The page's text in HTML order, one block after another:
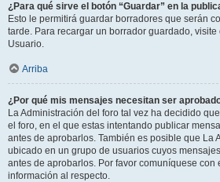
¿Para qué sirve el botón “Guardar” en la
Esto le permitirá guardar borradores que serán
tarde. Para recargar un borrador guardado,
Usuario.
Arriba
¿Por qué mis mensajes necesitan ser
La Administración del foro tal vez ha decidido
el foro, en el que estas intentando publicar
antes de aprobarlos. También es posible que La
ubicado en un grupo de usuarios cuyos
antes de aprobarlos. Por favor comuníquese con
información al respecto.